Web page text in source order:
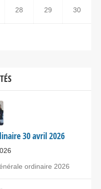
28 29 30
30 avril 2026
ordinaire 2026